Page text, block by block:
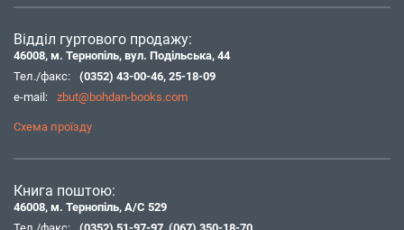
Відділ гуртового продажу:
46008, м. Тернопіль, вул. Подільська, 44
Тел./факс:
(0352) 43-00-46, 25-18-09
e-mail:
zbut@bohdan-books.com
Схема проїзду
Книга поштою:
46008, м. Тернопіль, А/С 529